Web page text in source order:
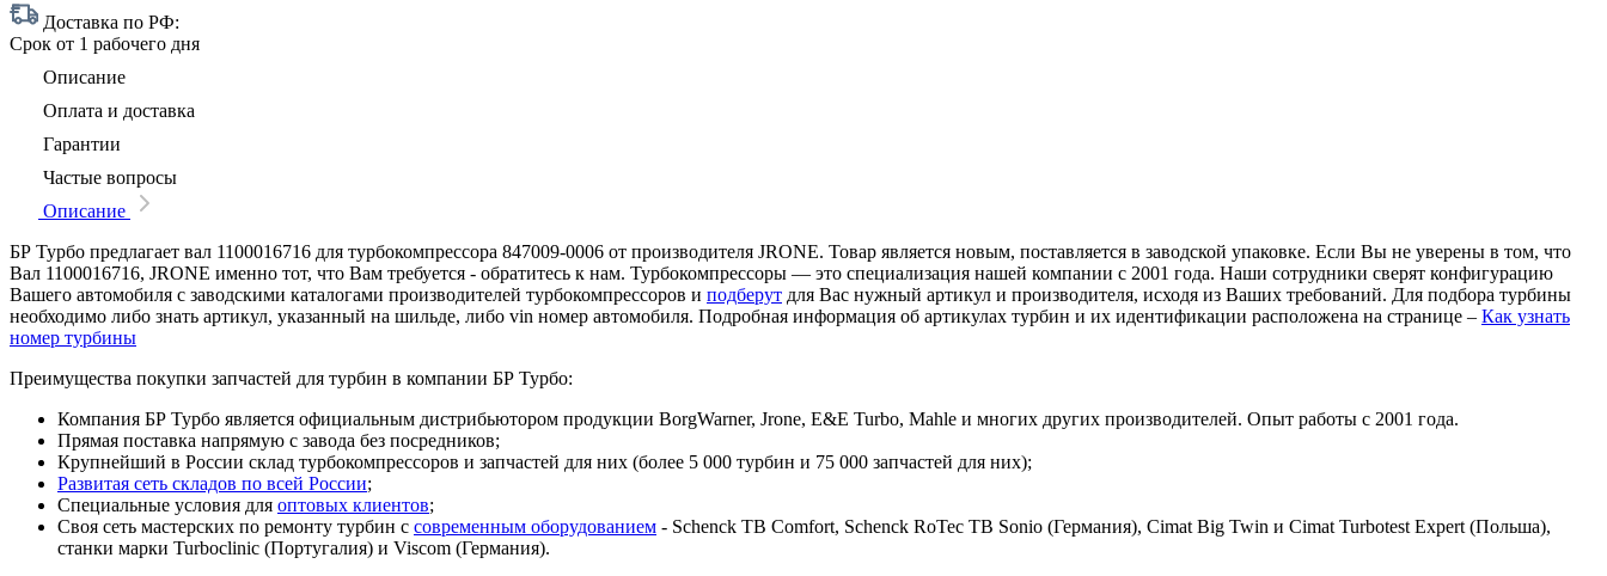
Доставка по РФ:
Срок от 1 рабочего дня
Описание
Оплата и доставка
Гарантии
Частые вопросы
Описание
БР Турбо предлагает вал 1100016716 для турбокомпрессора 847009-0006 от производителя JRONE. Товар является новым, поставляется в заводской упаковке. Если Вы не уверены в том, что
Вал 1100016716, JRONE именно тот, что Вам требуется - обратитесь к нам. Турбокомпрессоры — это специализация нашей компании с 2001 года. Наши сотрудники сверят конфигурацию
Вашего автомобиля с заводскими каталогами производителей турбокомпрессоров и подберут для Вас нужный артикул и производителя, исходя из Ваших требований. Для подбора турбины
необходимо либо знать артикул, указанный на шильде, либо vin номер автомобиля. Подробная информация об артикулах турбин и их идентификации расположена на странице – Как узнать
номер турбины
Преимущества покупки запчастей для турбин в компании БР Турбо:
Компания БР Турбо является официальным дистрибьютором продукции BorgWarner, Jrone, E&E Turbo, Mahle и многих других производителей. Опыт работы с 2001 года.
Прямая поставка напрямую с завода без посредников;
Крупнейший в России склад турбокомпрессоров и запчастей для них (более 5 000 турбин и 75 000 запчастей для них);
Развитая сеть складов по всей России;
Специальные условия для оптовых клиентов;
Своя сеть мастерских по ремонту турбин с современным оборудованием - Schenck TB Comfort, Schenck RoTec TB Sonio (Германия), Cimat Big Twin и Cimat Turbotest Expert (Польша),
станки марки Turboclinic (Португалия) и Viscom (Германия).